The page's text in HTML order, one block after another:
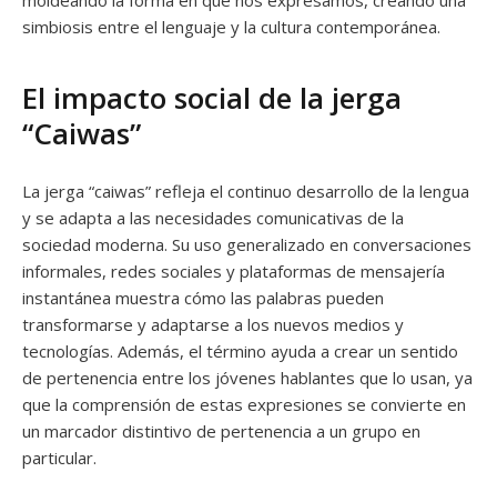
simbiosis entre el lenguaje y la cultura contemporánea.
El impacto social de la jerga
“Caiwas”
La jerga “caiwas” refleja el continuo desarrollo de la lengua
y se adapta a las necesidades comunicativas de la
sociedad moderna. Su uso generalizado en conversaciones
informales, redes sociales y plataformas de mensajería
instantánea muestra cómo las palabras pueden
transformarse y adaptarse a los nuevos medios y
tecnologías. Además, el término ayuda a crear un sentido
de pertenencia entre los jóvenes hablantes que lo usan, ya
que la comprensión de estas expresiones se convierte en
un marcador distintivo de pertenencia a un grupo en
particular.